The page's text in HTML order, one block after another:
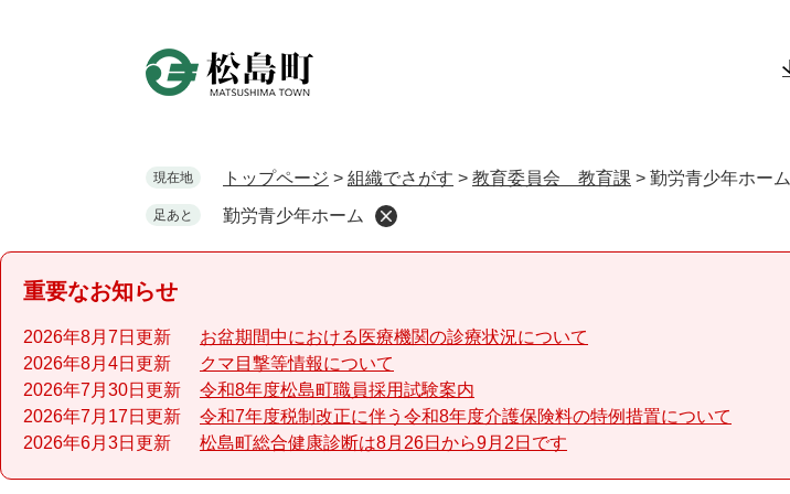
現在地 トップページ > 組織でさがす > 教育委員会 教育課 > 勤労青少年ホーム
足あと 勤労青少年ホーム
重要なお知らせ
2026年8月7日更新
お盆期間中における医療機関の診療状況について
2026年8月4日更新
クマ目撃等情報について
2026年7月30日更新
令和8年度松島町職員採用試験案内
2026年7月17日更新
令和7年度税制改正に伴う令和8年度介護保険料の特例措置について
2026年6月3日更新
松島町総合健康診断は8月26日から9月2日です